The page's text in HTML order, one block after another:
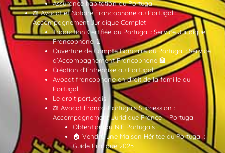
Assurance habitation au Portugal
⚖️ Avocat et Notaire Francophone au Portugal :
Accompagnement Juridique Complet
Traduction Certifiée au Portugal : Service Juridique
Francophone 📄
Ouverture de Compte Bancaire au Portugal : Service
d’Accompagnement Francophone 🏦
Création d’Entreprise au Portugal
Avocat francophone en droit de la famille au
Portugal
Le droit portugais
⚖️ Avocat Franco-Portugais Succession :
Accompagnement Juridique France – Portugal
Obtention du NIF Portugais
🏠 Vendre une Maison Héritée au Portugal :
Guide Pratique 2025